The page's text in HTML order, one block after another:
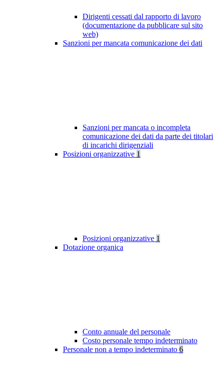
Dirigenti cessati dal rapporto di lavoro
(documentazione da pubblicare sul sito
web)
Sanzioni per mancata comunicazione dei dati
Sanzioni per mancata o incompleta
comunicazione dei dati da parte dei titolari
di incarichi dirigenziali
Posizioni organizzative 1
Posizioni organizzative 1
Dotazione organica
Conto annuale del personale
Costo personale tempo indeterminato
Personale non a tempo indeterminato 6